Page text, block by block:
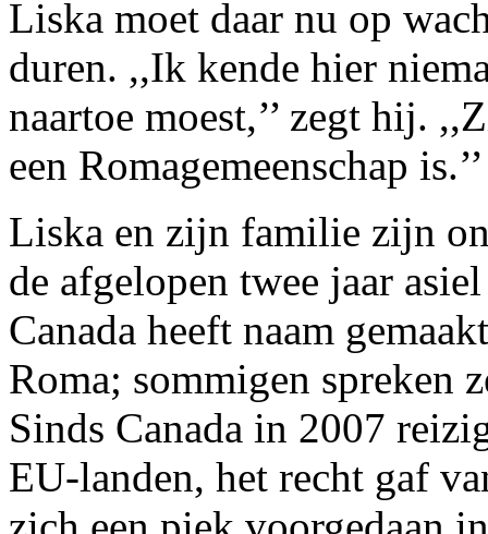
Liska moet daar nu op
duren. ,,Ik kende hier
naartoe moest,’’ zegt hij.
een Romagemeenschap is.’’
Liska en zijn familie zijn
de afgelopen twee jaar
Canada heeft naam
Roma; sommigen spreken
Sinds Canada in 2007
EU-landen, het recht gaf